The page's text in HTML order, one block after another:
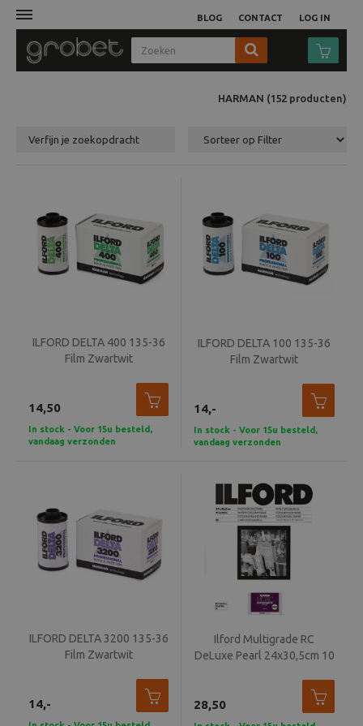
LOG IN
BLOG CONTACT
Fotocamera
Video
Tassen
Studio
Beeld en bewerking
Verrekijker
Huren
HARMAN (152 producten)
Verfijn je zoekopdracht
ILFORD DELTA 400 135-36
Film Zwartwit
14,50
In stock - Voor 15u besteld,
vandaag verzonden
ILFORD DELTA 100 135-36
Film Zwartwit
14,-
In stock - Voor 15u besteld,
vandaag verzonden
ILFORD DELTA 3200 135-36
Film Zwartwit
14,-
Ilford Multigrade RC
DeLuxe Pearl 24x30,5cm 10
28,50